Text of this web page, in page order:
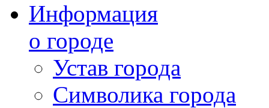
Информация
о городе
Устав города
Символика города